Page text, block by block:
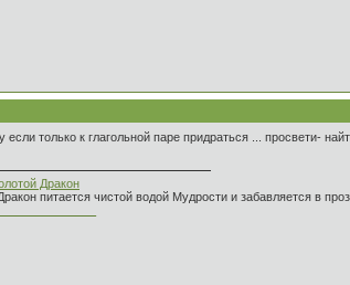
если только к глагольной паре придраться ... просвети-
Дракон
питается чистой водой Мудрости и забавляется в